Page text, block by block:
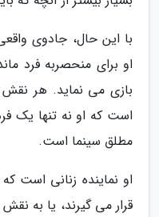
با این حال، جادوی
او برای منحصربه فرد
بازی می نماید. هر نقش
است که او نه تنها یک
مطلق سینما است.
او نماینده زنانی است
قرار می گیرند، یا به